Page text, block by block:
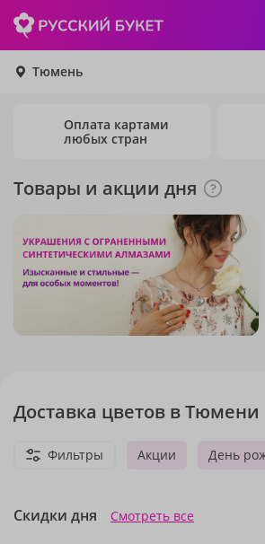
Тюмень
Оплата картами
любых стран
Товары и акции дня
Доставка цветов в Тюмени
Акции День
Фильтры
Скидки дня Смотреть все